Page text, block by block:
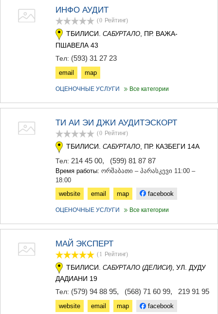
ИНФО АУДИТ
(0 Рейтинг)
ТБИЛИСИ. САБУРТАЛО, ПР. ВАЖА-
ПШАВЕЛА 43
Тел: (593) 31 27 23
email map
ОЦЕНОЧНЫЕ УСЛУГИ Все категории
ТИ АИ ЭИ ДЖИ АУДИТЭСКОРТ
(0 Рейтинг)
ТБИЛИСИ. САБУРТАЛО , ПР. КАЗБЕГИ 14А
Тел: 214 45 00, (599) 81 87 87
Время работы: ორშაბათი – პარასკევი 11:00 –
18:00
website
email map facebook
ОЦЕНОЧНЫЕ УСЛУГИ Все категории
МАЙ ЭКСПЕРТ
(1 Рейтинг)
ТБИЛИСИ. САБУРТАЛО (ДЕЛИСИ) , УЛ. ДУДУ
ДАДИАНИ 19
Тел: (579) 94 88 95, (568) 71 60 99, 219 91 95
website email map facebook